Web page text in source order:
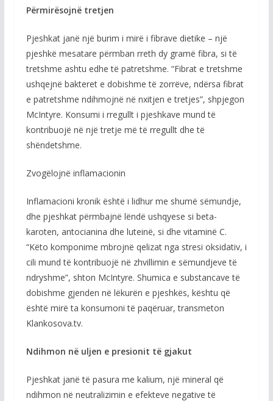
Përmirësojnë tretjen
Pjeshkat janë një burim i mirë i fibrave dietike – një
pjeshkë mesatare përmban rreth dy gramë fibra, si të
tretshme ashtu edhe të patretshme. “Fibrat e tretshme
ushqejnë bakteret e dobishme të zorrëve, ndërsa fibrat
e patretshme ndihmojnë në nxitjen e tretjes”, shpjegon
McIntyre. Konsumi i rregullt i pjeshkave mund të
kontribuojë në një tretje më të rregullt dhe të
shëndetshme.
Zvogëlojnë inflamacionin
Inflamacioni kronik është i lidhur me shumë sëmundje,
dhe pjeshkat përmbajnë lëndë ushqyese si beta-
karoten, antocianina dhe luteinë, si dhe vitaminë C.
“Këto komponime mbrojnë qelizat nga stresi oksidativ, i
cili mund të kontribuojë në zhvillimin e sëmundjeve të
ndryshme”, shton McIntyre. Shumica e substancave të
dobishme gjenden në lëkurën e pjeshkës, kështu që
është mirë ta konsumoni të paqëruar, transmeton
Klankosova.tv.
Ndihmon në uljen e presionit të gjakut
Pjeshkat janë të pasura me kalium, një mineral që
ndihmon në neutralizimin e efekteve negative të